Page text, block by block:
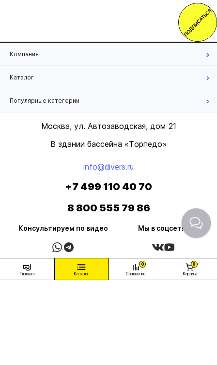
Главная Каталог
0
Сравнение
0
Корзина
ПОДПИСАТЬСЯ
Компания
Каталог
Популярные категории
Москва, ул. Автозаводская, дом 21
В здании бассейна «Торпедо»
info@divers.ru
Консультируем по видео Мы в соцсетях
+7 499 110 40 70
8 800 555 79 86